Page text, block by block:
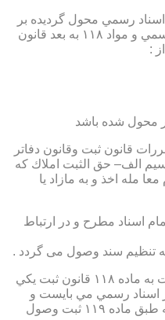
رسمي محول گرديده بر
اساس ماده ۵۰ قانون دفاتر اسناد رسمي و مواد ۱۱۸ به بعد قانون
:
قانون ثبت وقانون دفاتر
الف– حق الثبت املاك كه
مله اخذ و به مازاد يا
اسناد مطرح و در ارتباط
تنظیم سند وصول می گردد .
بخش اول – حق الثبت املاک:با عنايت به ماده ۱۱۸ قانون ثبت يكي
اسناد رسمي مي بايست و
صول گردد حق الثبت املاك است كه طبق ماده ۱۱۹ ثبت وصول